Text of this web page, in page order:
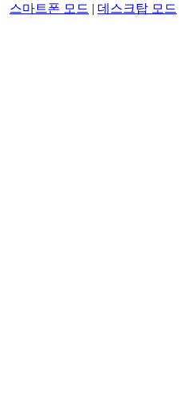
스마트폰 모드 | 데스크탑 모드